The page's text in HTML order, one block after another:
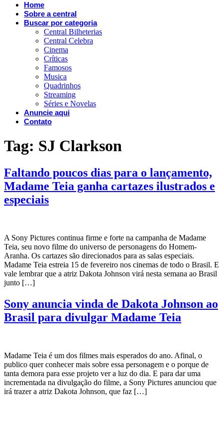
Home
Sobre a central
Buscar por categoria
Central Bilheterias
Central Celebra
Cinema
Críticas
Famosos
Musica
Quadrinhos
Streaming
Séries e Novelas
Anuncie aqui
Contato
Tag: SJ Clarkson
Faltando poucos dias para o lançamento,
Madame Teia ganha cartazes ilustrados e
especiais
A Sony Pictures continua firme e forte na campanha de Madame
Teia, seu novo filme do universo de personagens do Homem-
Aranha. Os cartazes são direcionados para as salas especiais.
Madame Teia estreia 15 de fevereiro nos cinemas de todo o Brasil. E
vale lembrar que a atriz Dakota Johnson virá nesta semana ao Brasil
junto […]
Sony anuncia vinda de Dakota Johnson ao
Brasil para divulgar Madame Teia
Madame Teia é um dos filmes mais esperados do ano. Afinal, o
publico quer conhecer mais sobre essa personagem e o porque de
tanta demora para esse projeto ver a luz do dia. E para dar uma
incrementada na divulgação do filme, a Sony Pictures anunciou que
irá trazer a atriz Dakota Johnson, que faz […]